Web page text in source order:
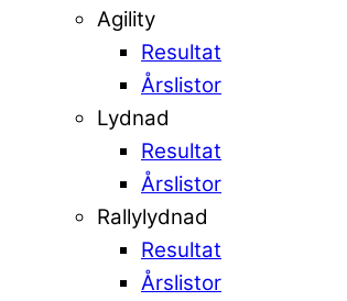
Agility
Resultat
Årslistor
Lydnad
Resultat
Årslistor
Rallylydnad
Resultat
Årslistor